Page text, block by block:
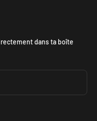
dans ta boîte